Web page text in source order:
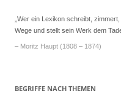
„Wer ein Lexikon schreibt,
Wege und stellt sein Werk dem
– Moritz Haupt (1808 – 1874)
BEGRIFFE NACH THEMEN